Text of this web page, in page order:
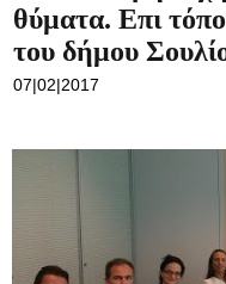
θύματα. Επι
του δήμου
07|02|2017